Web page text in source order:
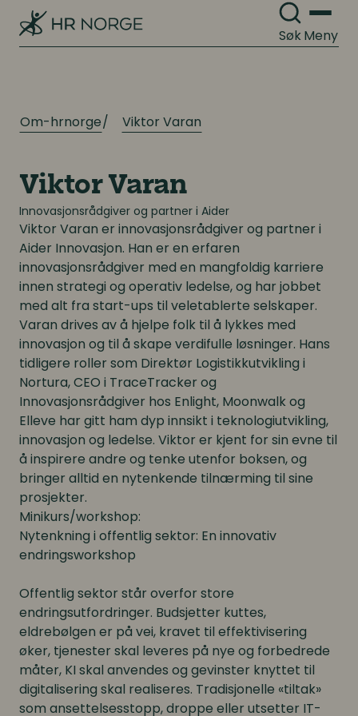
SøkMeny
Om-hrnorge Viktor Varan
Viktor Varan
Innovasjonsrådgiver og partner i Aider
Viktor Varan er innovasjonsrådgiver og partner i
Aider Innovasjon. Han er en erfaren
innovasjonsrådgiver med en mangfoldig karriere
innen strategi og operativ ledelse, og har jobbet
med alt fra start-ups til veletablerte selskaper.
Varan drives av å hjelpe folk til å lykkes med
innovasjon og til å skape verdifulle løsninger. Hans
tidligere roller som Direktør Logistikkutvikling i
Nortura, CEO i TraceTracker og
Innovasjonsrådgiver hos Enlight, Moonwalk og
Elleve har gitt ham dyp innsikt i teknologiutvikling,
innovasjon og ledelse. Viktor er kjent for sin evne til
å inspirere andre og tenke utenfor boksen, og
bringer alltid en nytenkende tilnærming til sine
prosjekter.
Minikurs/workshop:
Nytenkning i offentlig sektor: En innovativ
endringsworkshop
Offentlig sektor står overfor store
endringsutfordringer. Budsjetter kuttes,
eldrebølgen er på vei, kravet til effektivisering
øker, tjenester skal leveres på nye og forbedrede
måter, KI skal anvendes og gevinster knyttet til
digitalisering skal realiseres. Tradisjonelle «tiltak»
som ansettelsesstopp, droppe eller utsetter IT-